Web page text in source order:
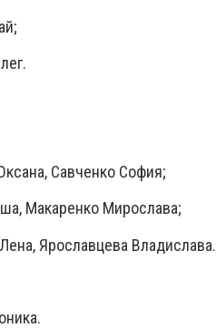
Савченко София;
Макаренко Мирослава;
Ярославцева Владислава.